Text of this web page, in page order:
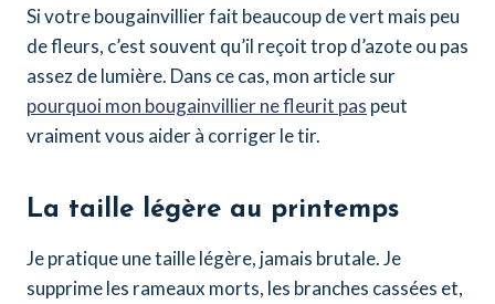
Si votre bougainvillier fait beaucoup de vert mais peu
de fleurs, c’est souvent qu’il reçoit trop d’azote ou pas
assez de lumière. Dans ce cas, mon article sur
pourquoi mon bougainvillier ne fleurit pas peut
vraiment vous aider à corriger le tir.
La taille légère au printemps
Je pratique une taille légère, jamais brutale. Je
supprime les rameaux morts, les branches cassées et,